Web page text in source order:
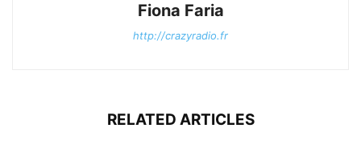
Fiona Faria
http://crazyradio.fr
RELATED ARTICLES